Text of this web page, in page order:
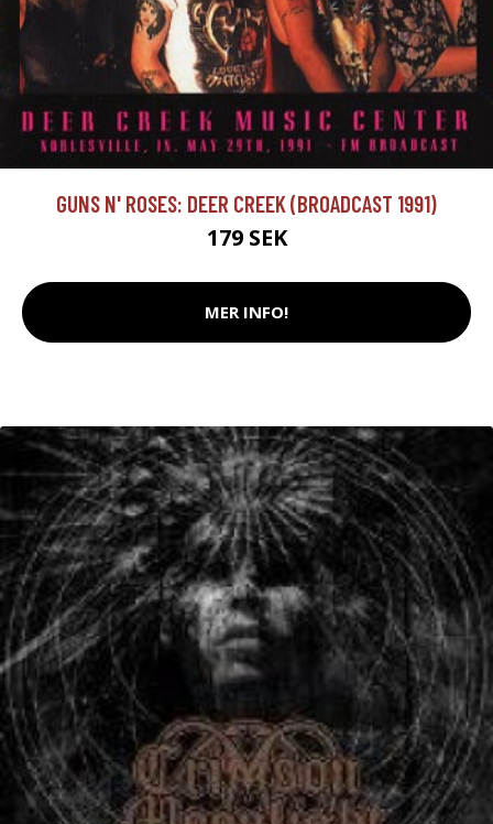
GUNS N' ROSES: DEER CREEK (BROADCAST 1991)
179 SEK
MER INFO!